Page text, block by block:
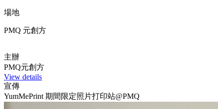
場地
PMQ 元創方
主辦
PMQ元創方
View details
宣傳
YumMePrint 期間限定照片打印站@PMQ